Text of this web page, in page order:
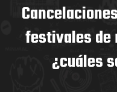
festivales de
¿cuáles